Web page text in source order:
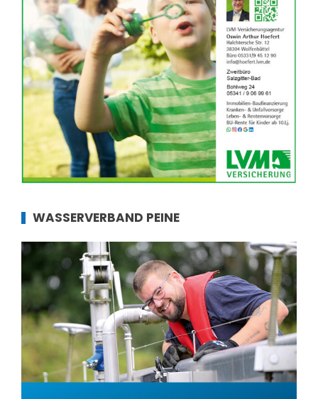
WASSERVERBAND PEINE